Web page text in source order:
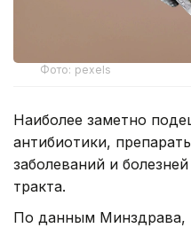
Фото: pexels
Наиболее заметно
антибиотики,
заболеваний и
тракта.
По данным